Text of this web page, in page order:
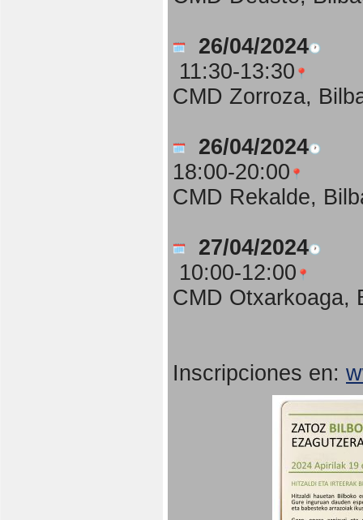
26/04/2024
11:30-13:30
CMD Zorroza,
26/04/2024
18:00-20:00
CMD Rekalde,
27/04/2024
10:00-12:00
CMD Otxarkoaga,
Inscripciones en: